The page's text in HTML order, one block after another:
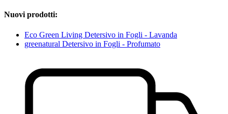
Nuovi prodotti:
Eco Green Living Detersivo in Fogli - Lavanda
greenatural Detersivo in Fogli - Profumato